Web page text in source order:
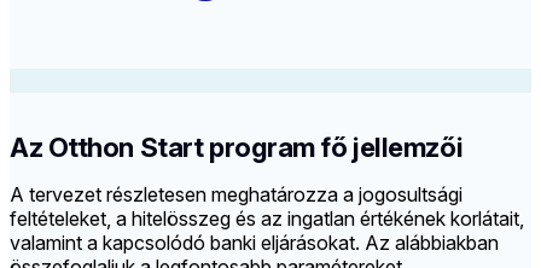
Az Otthon Start program fő jellemzői
A tervezet részletesen meghatározza a jogosultsági
feltételeket, a hitelösszeg és az ingatlan értékének korlátait,
valamint a kapcsolódó banki eljárásokat. Az alábbiakban